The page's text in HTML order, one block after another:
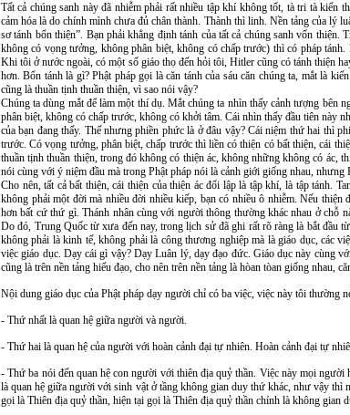
Tất cả chúng sanh này đã nhiễm phải rất nhiều tập khí không tốt, tà tri tà kiến
cảm hóa là do chính mình chưa đủ chân thành. Thành thì linh. Nền tảng của lý
sơ tánh bổn thiện”. Bạn phải khẳng định tánh của tất cả chúng sanh vốn
không có vọng tưởng, không phân biệt, không có chấp trước) thì có pháp
Khi tôi ở nước ngoài, có một số giáo thọ đến hỏi tôi, Hitler cũng có tánh thiện
hơn. Bổn tánh là gì? Phật pháp gọi là căn tánh của sáu căn chúng ta, mắt là
cũng là thuần tịnh thuần thiện, vì sao nói vậy?
Chúng ta dùng mắt để làm một thí dụ. Mắt chúng ta nhìn thấy cảnh tượng bên
phân biệt, không có chấp trước, không có khởi tâm. Cái nhìn thấy đầu tiên này
của bạn đang thấy. Thế nhưng phiền phức là ở đâu vậy? Cái niệm thứ hai thì
trước. Có vọng tưởng, phân biệt, chấp trước thì liền có thiện có bất thiện, cái
thuần tịnh thuần thiện, trong đó không có thiện ác, không những không có ác,
nói cùng với ý niệm đầu mà trong Phật pháp nói là cảnh giới giống nhau, nhưng
Cho nên, tất cả bất thiện, cái thiện của thiện ác đối lập là tập khí, là tập tánh.
không phải một đời mà nhiều đời nhiều kiếp, bạn có nhiều ô nhiễm. Nếu
hơn bất cứ thứ gì. Thánh nhân cùng với người thông thường khác nhau ở chỗ
Do đó, Trung Quốc từ xưa đến nay, trong lịch sử đã ghi rất rõ ràng là bắt đầu
không phải là kinh tế, không phải là công thương nghiệp mà là giáo dục, các
việc giáo dục. Dạy cái gì vậy? Dạy Luân lý, dạy đạo đức. Giáo dục này cùng
cũng là trên nền tảng hiếu đạo, cho nên trên nền tảng là hòan tòan giống nhau,
Nội dung giáo dục của Phật pháp dạy người chỉ có ba việc, việc này tôi thường
- Thứ nhất là quan hệ giữa người và người.
- Thứ hai là quan hệ của người với hoàn cảnh đại tự nhiên. Hoàn cảnh đại tự
- Thứ ba nói đến quan hệ con người với thiên địa quỷ thần. Việc này mọi
là quan hệ giữa người với sinh vật ở tầng không gian duy thứ khác, như vậy
gọi là Thiên địa quỷ thần, hiện tại gọi là Thiên địa quỷ thần chính là không gian